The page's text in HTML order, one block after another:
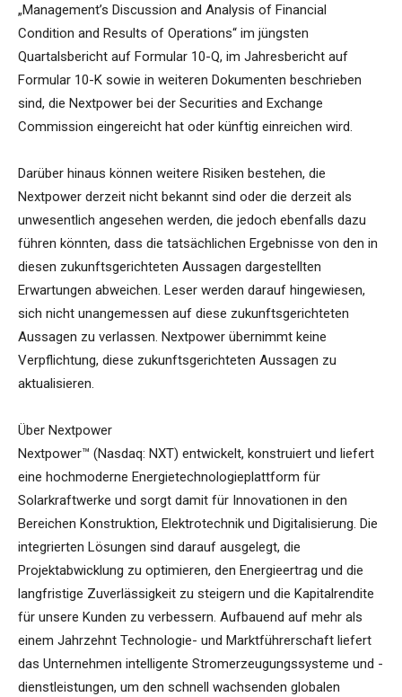
„Management’s Discussion and Analysis of Financial
Condition and Results of Operations“ im jüngsten
Quartalsbericht auf Formular 10-Q, im Jahresbericht auf
Formular 10-K sowie in weiteren Dokumenten beschrieben
sind, die Nextpower bei der Securities and Exchange
Commission eingereicht hat oder künftig einreichen wird.
Darüber hinaus können weitere Risiken bestehen, die
Nextpower derzeit nicht bekannt sind oder die derzeit als
unwesentlich angesehen werden, die jedoch ebenfalls dazu
führen könnten, dass die tatsächlichen Ergebnisse von den in
diesen zukunftsgerichteten Aussagen dargestellten
Erwartungen abweichen. Leser werden darauf hingewiesen,
sich nicht unangemessen auf diese zukunftsgerichteten
Aussagen zu verlassen. Nextpower übernimmt keine
Verpflichtung, diese zukunftsgerichteten Aussagen zu
aktualisieren.
Über Nextpower
Nextpower™ (Nasdaq: NXT) entwickelt, konstruiert und liefert
eine hochmoderne Energietechnologieplattform für
Solarkraftwerke und sorgt damit für Innovationen in den
Bereichen Konstruktion, Elektrotechnik und Digitalisierung. Die
integrierten Lösungen sind darauf ausgelegt, die
Projektabwicklung zu optimieren, den Energieertrag und die
langfristige Zuverlässigkeit zu steigern und die Kapitalrendite
für unsere Kunden zu verbessern. Aufbauend auf mehr als
einem Jahrzehnt Technologie- und Marktführerschaft liefert
das Unternehmen intelligente Stromerzeugungssysteme und -
dienstleistungen, um den schnell wachsenden globalen